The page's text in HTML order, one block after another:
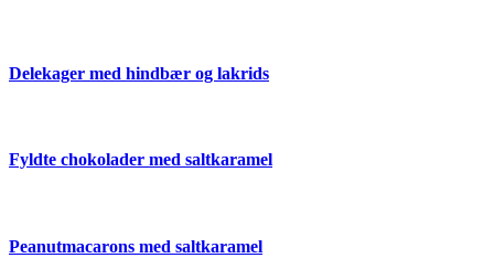
Delekager med hindbær og lakrids
Fyldte chokolader med saltkaramel
Peanutmacarons med saltkaramel